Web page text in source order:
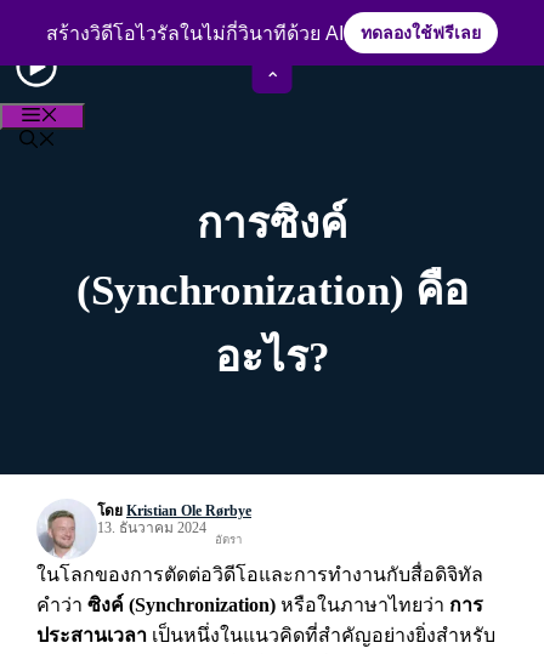
สร้างวิดีโอไวรัลในไม่กี่วินาทีด้วย AI ทดลองใช้ฟรีเลย
⌃
ประสบการณ์กว่า 15 ปีในวงการตัดต่อวิดีโอ
การซิงค์
(Synchronization) คือ
อะไร?
โดย Kristian Ole Rørbye
13. ธันวาคม 2024
อัตรา
ในโลกของการตัดต่อวิดีโอและการทำงานกับสื่อดิจิทัล
คำว่า ซิงค์ (Synchronization) หรือในภาษาไทยว่า การ
ประสานเวลา เป็นหนึ่งในแนวคิดที่สำคัญอย่างยิ่งสำหรับ